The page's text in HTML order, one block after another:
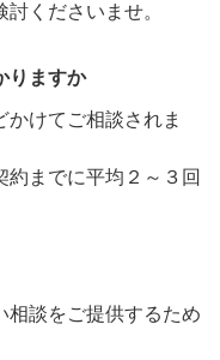
くださいませ。
りますか
かけてご相談されま
約までに平均２～３回
相談をご提供するため